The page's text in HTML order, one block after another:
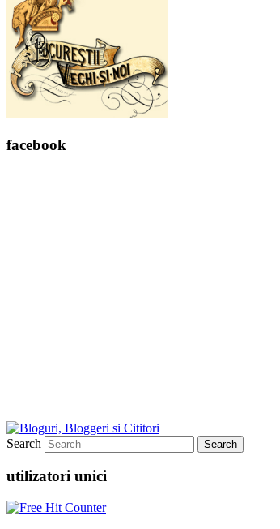
facebook
Search
utilizatori unici